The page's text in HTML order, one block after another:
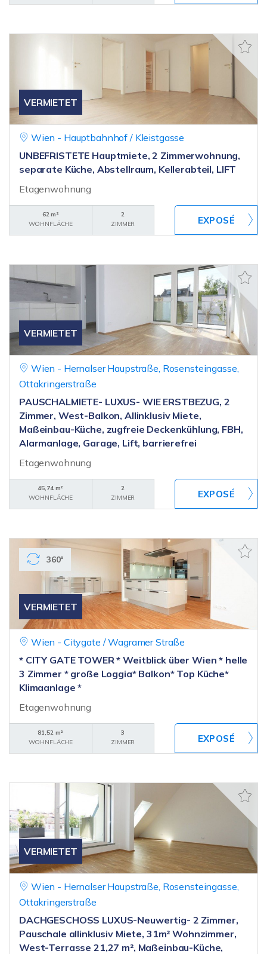
VERMIETET
Wien - Hauptbahnhof / Kleistgasse
UNBEFRISTETE Hauptmiete, 2 Zimmerwohnung,
separate Küche, Abstellraum, Kellerabteil, LIFT
Etagenwohnung
62 m²
WOHNFLÄCHE
2
ZIMMER
VERMIETET
Wien - Hernalser Haupstraße, Rosensteingasse,
Ottakringerstraße
PAUSCHALMIETE- LUXUS- WIE ERSTBEZUG, 2
Zimmer, West-Balkon, Allinklusiv Miete,
Maßeinbau-Küche, zugfreie Deckenkühlung, FBH,
Alarmanlage, Garage, Lift, barrierefrei
Etagenwohnung
45,74 m²
WOHNFLÄCHE
2
ZIMMER
VERMIETET
360°
Wien - Citygate / Wagramer Straße
* CITY GATE TOWER * Weitblick über Wien * helle
3 Zimmer * große Loggia* Balkon* Top Küche*
Klimaanlage *
Etagenwohnung
81,52 m²
WOHNFLÄCHE
3
ZIMMER
VERMIETET
Wien - Hernalser Haupstraße, Rosensteingasse,
Ottakringerstraße
DACHGESCHOSS LUXUS-Neuwertig- 2 Zimmer,
Pauschale allinklusiv Miete, 31m² Wohnzimmer,
West-Terrasse 21,27 m², Maßeinbau-Küche,